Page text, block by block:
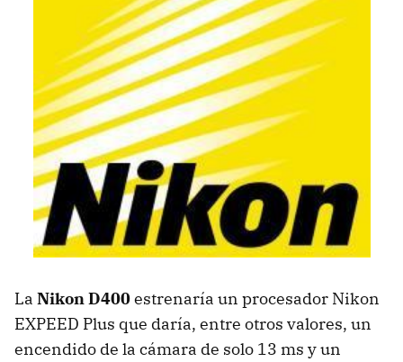
La Nikon D400estrenaría un procesador Nikon
EXPEED Plus que daría, entre otros valores, un
encendido de la cámara de solo 13 ms y un